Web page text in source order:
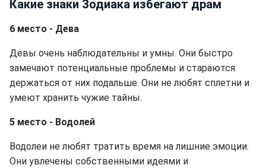
Какие знаки Зодиака избегают драм
6 место - Дева
Девы очень наблюдательны и умны. Они быстро
замечают потенциальные проблемы и стараются
держаться от них подальше. Они не любят сплетни и
умеют хранить чужие тайны.
5 место - Водолей
Водолеи не любят тратить время на лишние эмоции.
Они увлечены собственными идеями и